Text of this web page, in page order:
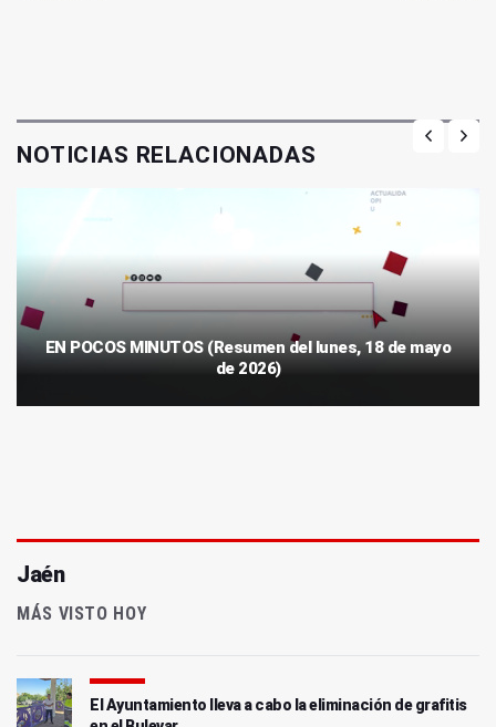
NOTICIAS RELACIONADAS
EN POCOS MINUTOS (Resumen del lunes, 18 de mayo
de 2026)
Jaén
MÁS VISTO HOY
El Ayuntamiento lleva a cabo la eliminación de grafitis